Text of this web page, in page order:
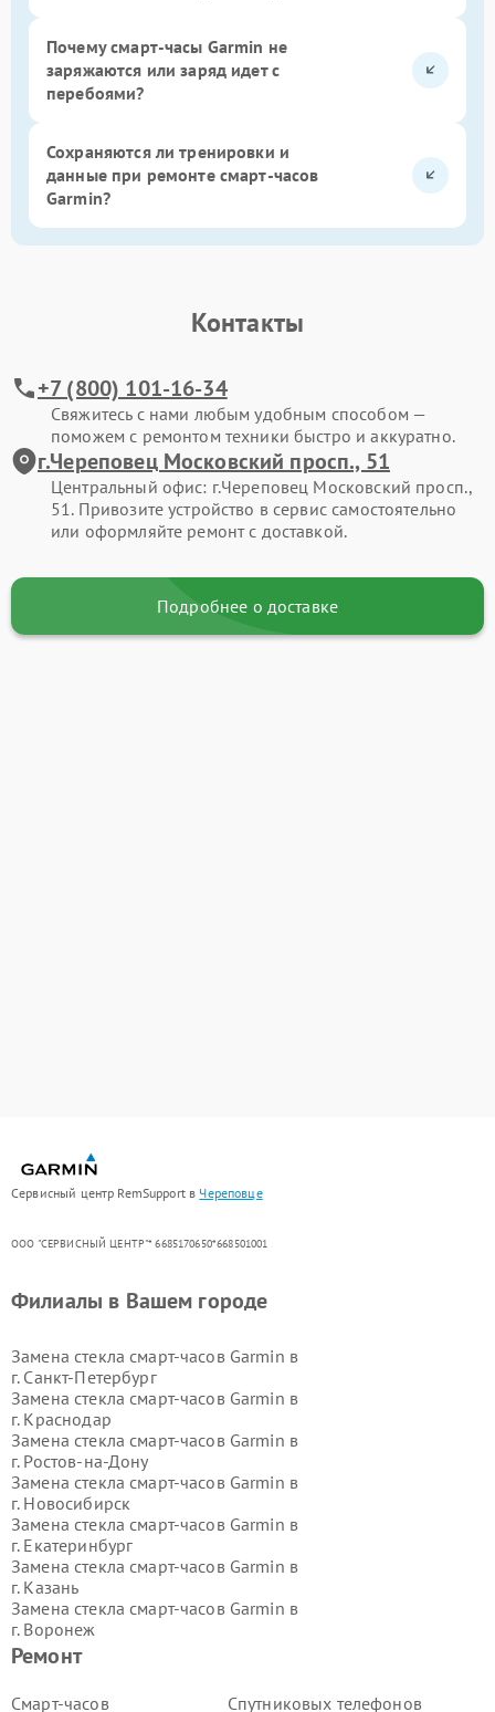
Почему смарт-часы Garmin не
заряжаются или заряд идет с
перебоями?
Сохраняются ли тренировки и
данные при ремонте смарт-часов
Garmin?
Контакты
+7 (800) 101-16-34
Свяжитесь с нами любым удобным способом —
поможем с ремонтом техники быстро и аккуратно.
г.Череповец Московский просп., 51
Центральный офис: г.Череповец Московский просп.,
51. Привозите устройство в сервис самостоятельно
или оформляйте ремонт с доставкой.
Подробнее о доставке
Сервисный центр RemSupport вЧереповце
ООО "СЕРВИСНЫЙ ЦЕНТР"* 6685170650*668501001
Ремонт
Смарт-часов Спутниковых телефонов
Филиалы в Вашем городе
Замена стекла смарт-часов Garmin в
г. Санкт-Петербург
Замена стекла смарт-часов Garmin в
г. Краснодар
Замена стекла смарт-часов Garmin в
г. Ростов-на-Дону
Замена стекла смарт-часов Garmin в
г. Новосибирск
Замена стекла смарт-часов Garmin в
г. Екатеринбург
Замена стекла смарт-часов Garmin в
г. Казань
Замена стекла смарт-часов Garmin в
г. Воронеж
Замена стекла смарт-часов Garmin в
г. Волгоград